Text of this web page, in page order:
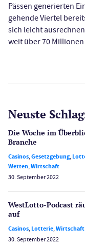
Pässen generierten
gehende Viertel
sich leicht
weit über 70
Neuste
Die Woche im
Branche
Casinos,Gesetzgebung,
Wetten,Wirtschaft
30. September 2022
WestLotto-Podcast
auf
Casinos,Lotterie,Wirtschaft
30. September 2022